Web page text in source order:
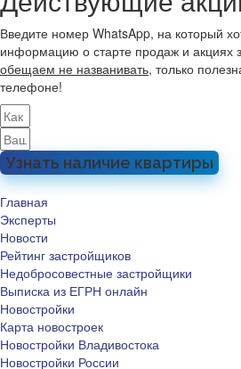
Введите номер WhatsApp, на который
информацию о старте продаж и акциях
обещаем не названивать, только
телефоне!
Узнать наличие квартиры
Главная
Эксперты
Новости
Рейтинг застройщиков
Недобросовестные застройщики
Выписка из ЕГРН онлайн
Новостройки
Карта новостроек
Новостройки Владивостока
Новостройки России